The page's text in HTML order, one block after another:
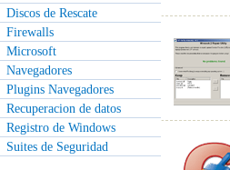
Discos de Rescate
Firewalls
Microsoft
Navegadores
Plugins Navegadores
Recuperacion de datos
Registro de Windows
Suites de Seguridad